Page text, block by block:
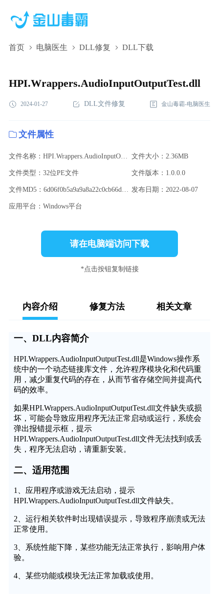
首页 电脑医生 DLL修复 DLL下载
HPI.Wrappers.AudioInputOutputTest.dll
2024-01-27 DLL文件修复 金山毒霸-电脑医生
文件属性
文件名称：HPI.Wrappers.AudioInputOutputTest.dll 文件大小：2.36MB
文件类型：32位PE文件 文件版本：1.0.0.0
文件MD5：6d06f0b5a9a9a8a22c0cb66d1a03ff38 发布日期：2022-08-07
应用平台：Windows平台
请在电脑端访问下载
*点击按钮复制链接
内容介绍 修复方法 相关文章
一、DLL内容简介
HPI.Wrappers.AudioInputOutputTest.dll是Windows操作系
统中的一个动态链接库文件，允许程序模块化和代码重
用，减少重复代码的存在，从而节省存储空间并提高代
码的效率。
如果HPI.Wrappers.AudioInputOutputTest.dll文件缺失或损
坏，可能会导致应用程序无法正常启动或运行，系统会
弹出报错提示框，提示
HPI.Wrappers.AudioInputOutputTest.dll文件无法找到或丢
失，程序无法启动，请重新安装。
二、适用范围
1、应用程序或游戏无法启动，提示
HPI.Wrappers.AudioInputOutputTest.dll文件缺失。
2、运行相关软件时出现错误提示，导致程序崩溃或无法
正常使用。
3、系统性能下降，某些功能无法正常执行，影响用户体
验。
4、某些功能或模块无法正常加载或使用。